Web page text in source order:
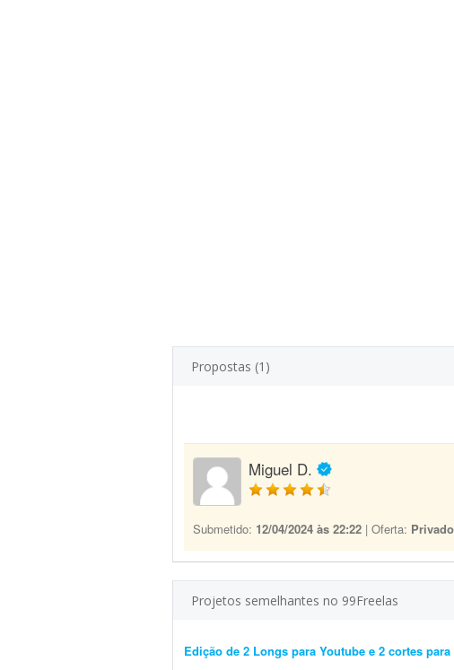
Propostas (1)
Miguel D.
Submetido: 12/04/2024 às 22:22 | Oferta: Privado
Projetos semelhantes no 99Freelas
Edição de 2 Longs para Youtube e 2 cortes